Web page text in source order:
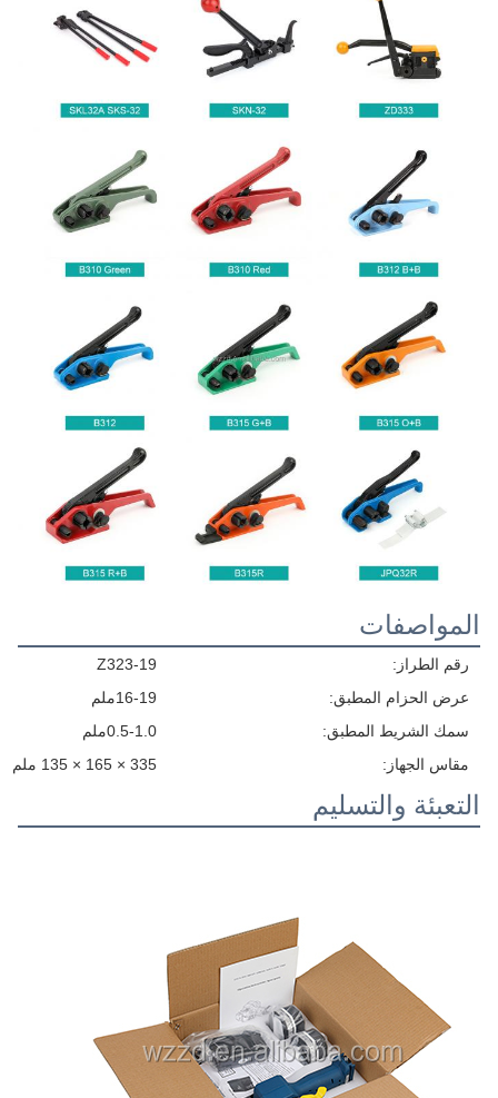
المواصفات
رقم الطراز:
Z323-19
عرض الحزام المطبق:
16-19ملم
سمك الشريط المطبق:
0.5-1.0ملم
مقاس الجهاز:
335 × 165 × 135 ملم
التعبئة والتسليم